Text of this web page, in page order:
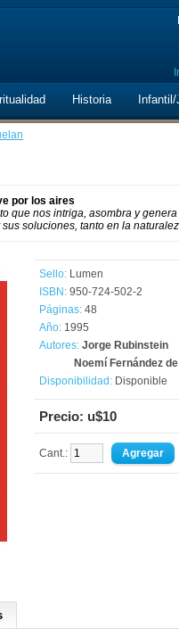
Historia Infantil/
por los aires
que nos intriga, asombra y
soluciones, tanto en la
Sello: Lumen
ISBN: 950-724-502-2
Páginas: 48
Año: 1995
Autores: Jorge Rubinstein
Noemí Fernández
Disponibilidad: Disponible
Precio: u$10
Cant.: